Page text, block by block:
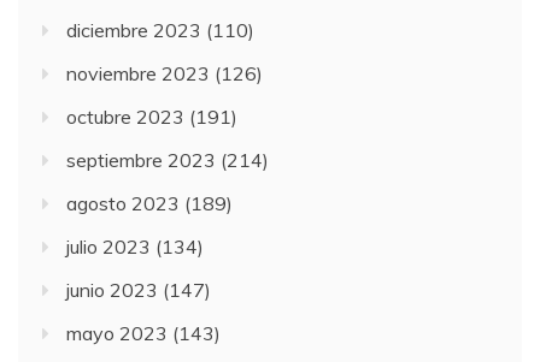
diciembre 2023 (110)
noviembre 2023 (126)
octubre 2023 (191)
septiembre 2023 (214)
agosto 2023 (189)
julio 2023 (134)
junio 2023 (147)
mayo 2023 (143)